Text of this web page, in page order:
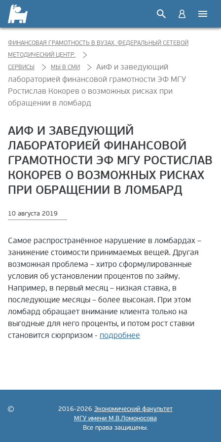
ФИНАНСОВАЯ ГРАМОТНОСТЬ В ВУЗАХ. ФЕДЕРАЛЬНЫЙ СЕТЕВОЙ
МЕТОДИЧЕСКИЙ ЦЕНТР.
СЕРВИСЫ
МЫ В СМИ
АиФ и заведующий
лабораторией финансовой грамотности ЭФ МГУ
Ростислав Кокорев о возможных рисках при
обращении в ломбард
АИФ И ЗАВЕДУЮЩИЙ
ЛАБОРАТОРИЕЙ ФИНАНСОВОЙ
ГРАМОТНОСТИ ЭФ МГУ РОСТИСЛАВ
КОКОРЕВ О ВОЗМОЖНЫХ РИСКАХ
ПРИ ОБРАЩЕНИИ В ЛОМБАРД
10 августа 2019
Самое распространённое нарушение в ломбардах –
занижение стоимости принимаемых вещей. Другая
возможная проблема – хитро сформулированные
условия об установлении процентов по займу.
Например, в первый месяц – низкая ставка, в
последующие месяцы – более высокая. При этом
ломбард обращает внимание клиента только на
выгодные для него проценты, и потом рост ставки
становится сюрпризом - подробнее
2016-2026 Экономический факультет
МГУ имени М.В.Ломоносова
Все права защищены.